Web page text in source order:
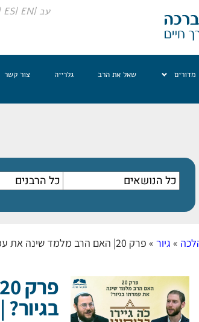
עב |EN |
ES |
מדורים שאל את הרב גלרייה צור קשר
» גיור »
פרק 20| האם הרב מלמד שינה את